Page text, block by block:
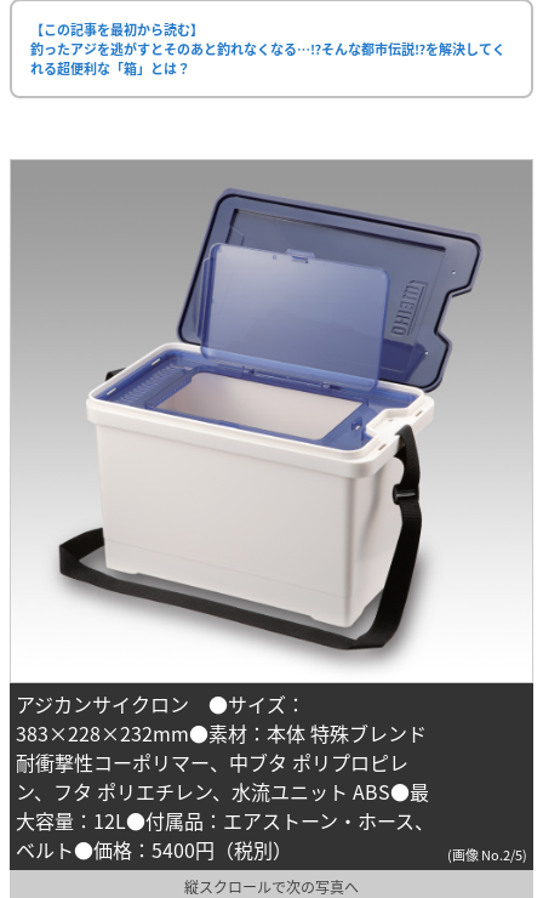
【この記事を最初から読む】
釣ったアジを逃がすとそのあと釣れなくなる…⁉そんな都市伝説⁉を解決してく
れる超便利な「箱」とは？
アジカンサイクロン ●サイズ：
383×228×232mm●素材：本体 特殊ブレンド
耐衝撃性コーポリマー、中ブタ ポリプロピレ
ン、フタ ポリエチレン、水流ユニット ABS●最
大容量：12L●付属品：エアストーン・ホース、
ベルト●価格：5400円（税別）
(画像 No.2/5)
縦スクロールで次の写真へ